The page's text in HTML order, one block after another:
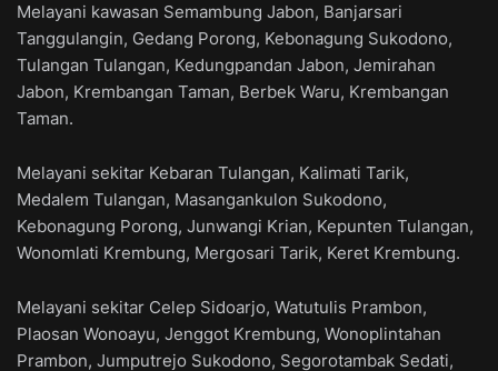
Melayani kawasan Semambung Jabon, Banjarsari
Tanggulangin, Gedang Porong, Kebonagung Sukodono,
Tulangan Tulangan, Kedungpandan Jabon, Jemirahan
Jabon, Krembangan Taman, Berbek Waru, Krembangan
Taman.
Melayani sekitar Kebaran Tulangan, Kalimati Tarik,
Medalem Tulangan, Masangankulon Sukodono,
Kebonagung Porong, Junwangi Krian, Kepunten Tulangan,
Wonomlati Krembung, Mergosari Tarik, Keret Krembung.
Melayani sekitar Celep Sidoarjo, Watutulis Prambon,
Plaosan Wonoayu, Jenggot Krembung, Wonoplintahan
Prambon, Jumputrejo Sukodono, Segorotambak Sedati,